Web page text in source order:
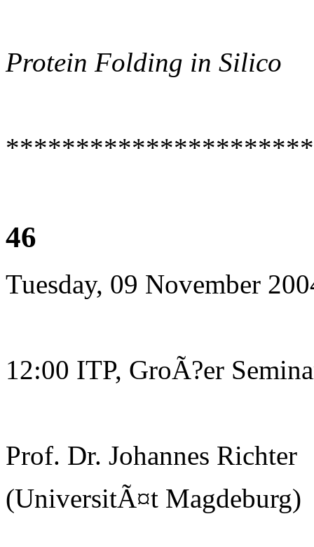
Protein Folding in Silico
46
Tuesday, 09 November
12:00 ITP, GroÃ?er
Prof. Dr. Johannes Richter
(UniversitÃ¤t Magdeburg)